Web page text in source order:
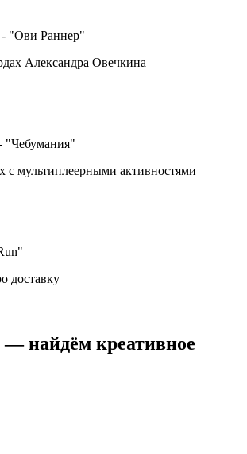
Александра Овечкина
с мультиплеерными активностями
доставку
— найдём креативное